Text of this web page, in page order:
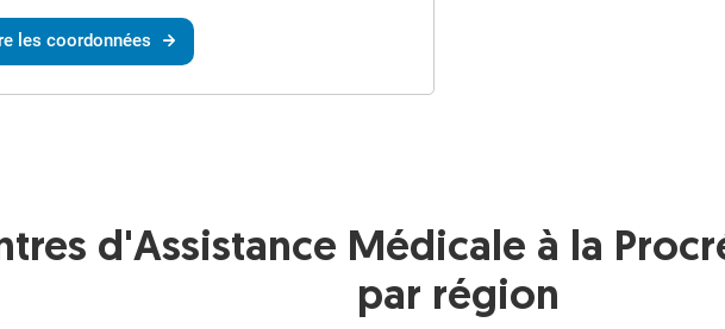
les coordonnées
d'Assistance Médicale à la
par région